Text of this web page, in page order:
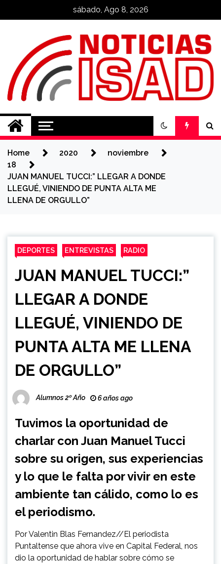
sábado, Ago 8, 2026
Noticias ISAD
REALIZADO POR NUESTROS
Home 2020
noviembre
18
JUAN MANUEL TUCCI:” LLEGAR A DONDE
LLEGUÉ, VINIENDO DE PUNTA ALTA ME
LLENA DE ORGULLO”
DEPORTES ENTREVISTAS RADIO
JUAN MANUEL TUCCI:”
LLEGAR A DONDE
LLEGUÉ, VINIENDO DE
PUNTA ALTA ME LLENA
DE ORGULLO”
Alumnos 2º Año 6 años ago
Tuvimos la oportunidad de
charlar con Juan Manuel Tucci
sobre su origen, sus experiencias
y lo que le falta por vivir en este
ambiente tan cálido, como lo es
el periodismo.
Por Valentin Blas Fernandez//El periodista
Puntaltense que ahora vive en Capital Federal, nos
dio la oportunidad de hablar sobre cómo se